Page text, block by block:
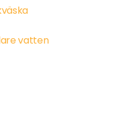
vatten